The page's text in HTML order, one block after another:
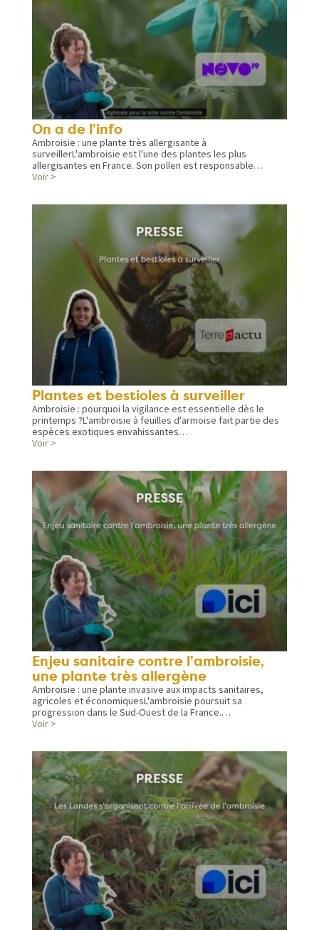
On a de l'info
Ambroisie : une plante très allergisante à
surveillerL'ambroisie est l'une des plantes les plus
allergisantes en France. Son pollen est responsable…
Voir >
Plantes et bestioles à surveiller
Ambroisie : pourquoi la vigilance est essentielle dès le
printemps ?L'ambroisie à feuilles d'armoise fait partie des
espèces exotiques envahissantes…
Voir >
Enjeu sanitaire contre l'ambroisie,
une plante très allergène
Ambroisie : une plante invasive aux impacts sanitaires,
agricoles et économiquesL'ambroisie poursuit sa
progression dans le Sud-Ouest de la France.…
Voir >